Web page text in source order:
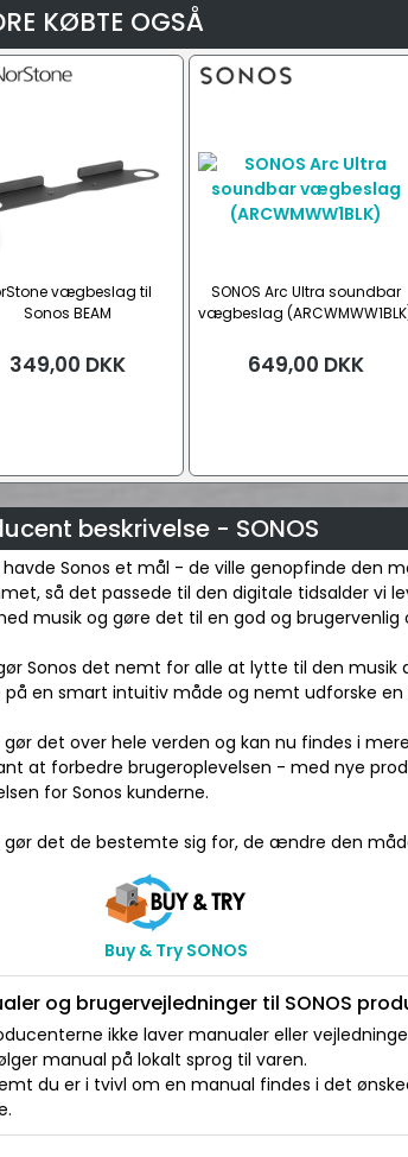
KØBTE OGSÅ
vægbeslag til
Sonos BEAM
349,00 DKK
SONOS Arc Ultra soundbar
vægbeslag
649,00 DKK
beskrivelse - SONOS
havde Sonos et mål - de ville genopfinde den
så det passede til den digitale tidsalder vi
musik og gøre det til en god og brugervenlig
Sonos det nemt for alle at lytte til den musik
på en smart intuitiv måde og nemt udforske
gør det over hele verden og kan nu findes i
at forbedre brugeroplevelsen - med nye
for Sonos kunderne.
gør det de bestemte sig for, de ændre den
Buy & Try SONOS
og brugervejledninger til SONOS
ikke laver manualer eller
manual på lokalt sprog til varen.
du er i tvivl om en manual findes i det